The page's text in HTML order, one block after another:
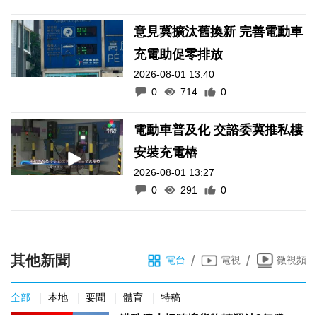
意見冀擴汰舊換新 完善電動車
充電助促零排放
2026-08-01 13:40
0
714 0
電動車普及化 交諮委冀推私樓
安裝充電樁
2026-08-01 13:27
0
291 0
其他新聞 電台 / 電視 / 微視頻
全部 本地 要聞 體育 特稿